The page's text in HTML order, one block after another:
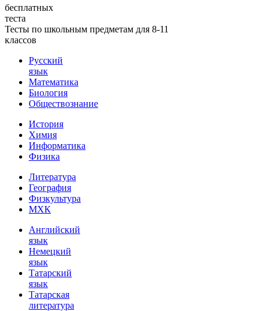
бесплатных
теста
Тесты по школьным предметам для 8-11
классов
Русский
язык
Математика
Биология
Обществознание
История
Химия
Информатика
Физика
Литература
География
Физкультура
МХК
Английский
язык
Немецкий
язык
Татарский
язык
Татарская
литература